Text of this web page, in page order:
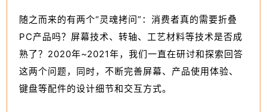
随之而来的有两个“灵魂拷问”：消费者真的需要折叠
PC产品吗？屏幕技术、转轴、工艺材料等技术是否成
熟了？2020年~2021年，我们一直在研讨和探索回答
这两个问题，同时，不断完善屏幕、产品使用体验、
键盘等配件的设计细节和交互方式。